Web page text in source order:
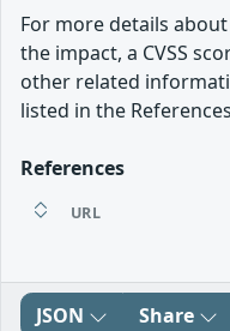
For more details
the impact, a CVSS
other related
listed in the
References
URL
JSON Share